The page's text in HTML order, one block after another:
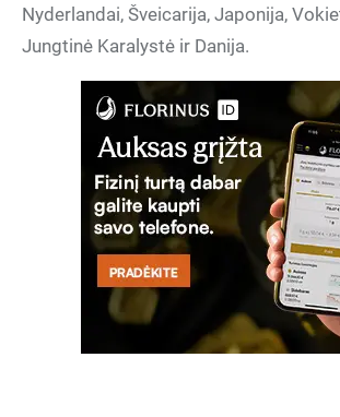
Nyderlandai, Šveicarija, Japonija,
Jungtinė Karalystė ir Danija.